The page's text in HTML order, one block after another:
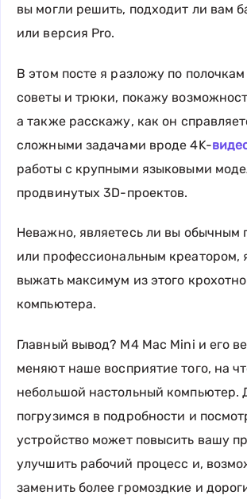
вы могли решить, подходит ли вам
или версия Pro.
В этом посте я разложу по
советы и трюки, покажу
а также расскажу, как он
сложными задачами вроде 4K-
работы с крупными языковыми
продвинутых 3D-проектов.
Неважно, являетесь ли вы обычным
или профессиональным креатором,
выжать максимум из этого
компьютера.
Главный вывод? M4 Mac Mini и его
меняют наше восприятие того, на
небольшой настольный компьютер.
погрузимся в подробности и
устройство может повысить вашу
улучшить рабочий процесс и,
заменить более громоздкие и